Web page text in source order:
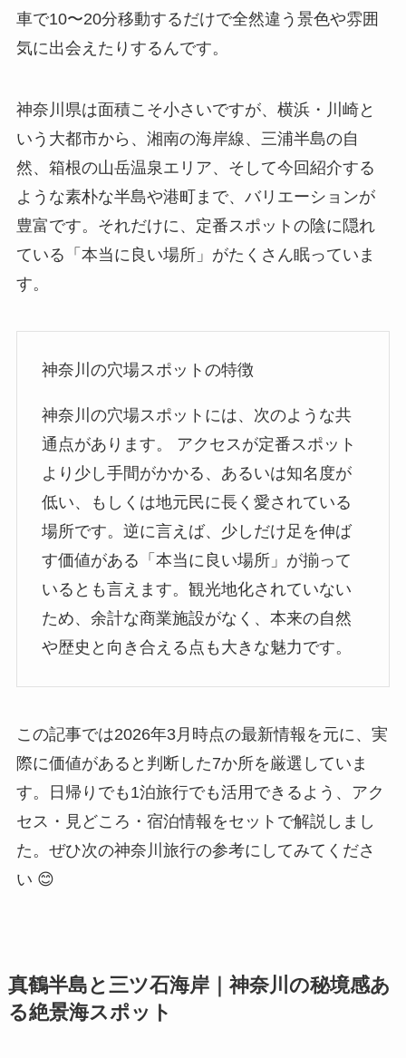
車で10〜20分移動するだけで全然違う景色や雰囲
気に出会えたりするんです。
神奈川県は面積こそ小さいですが、横浜・川崎と
いう大都市から、湘南の海岸線、三浦半島の自
然、箱根の山岳温泉エリア、そして今回紹介する
ような素朴な半島や港町まで、バリエーションが
豊富です。それだけに、定番スポットの陰に隠れ
ている「本当に良い場所」がたくさん眠っていま
す。
神奈川の穴場スポットの特徴
神奈川の穴場スポットには、次のような共
通点があります。 アクセスが定番スポット
より少し手間がかかる、あるいは知名度が
低い、もしくは地元民に長く愛されている
場所です。逆に言えば、少しだけ足を伸ば
す価値がある「本当に良い場所」が揃って
いるとも言えます。観光地化されていない
ため、余計な商業施設がなく、本来の自然
や歴史と向き合える点も大きな魅力です。
この記事では2026年3月時点の最新情報を元に、実
際に価値があると判断した7か所を厳選していま
す。日帰りでも1泊旅行でも活用できるよう、アク
セス・見どころ・宿泊情報をセットで解説しまし
た。ぜひ次の神奈川旅行の参考にしてみてくださ
い 😊
真鶴半島と三ツ石海岸｜神奈川の秘境感あ
る絶景海スポット